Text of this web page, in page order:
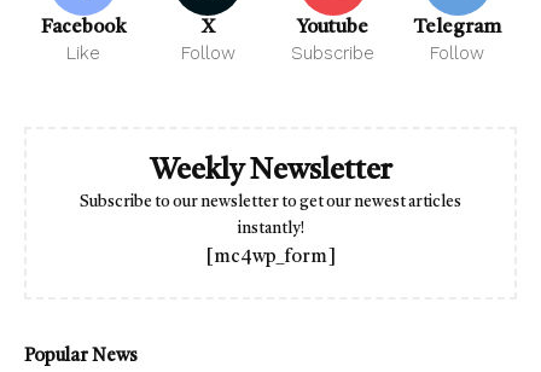
Facebook
Like
X
Follow
Youtube
Subscribe
Telegram
Follow
Weekly Newsletter
Subscribe to our newsletter to get our newest articles
instantly!
[mc4wp_form]
Popular News